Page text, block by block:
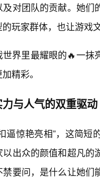
对团队的贡献。她
玩家群体，也让游戏
界里最耀眼的🔥一抹
精彩。
与人气的双重驱动
逼惊艳亮相”，这简
以出众的颜值和超凡
禁要问，是什么让她